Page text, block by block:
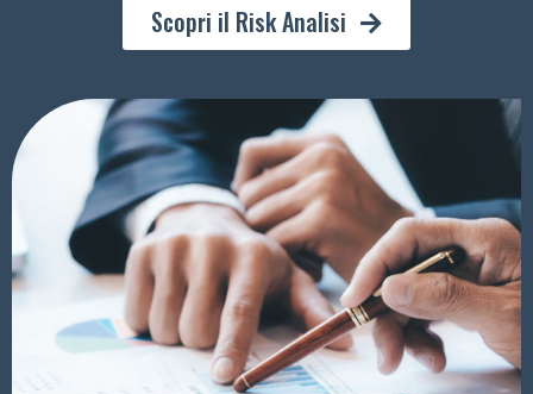
Scopri il Risk Analisi